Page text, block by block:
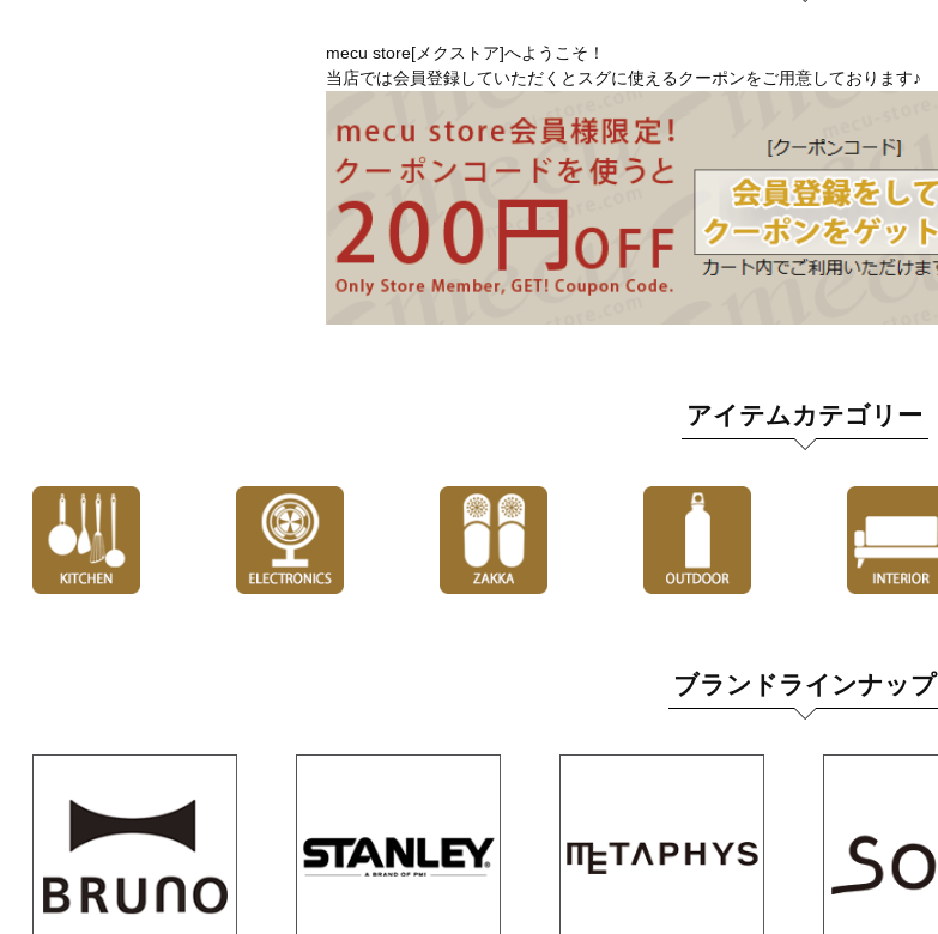
mecu store[メクストア]へようこそ！
当店では会員登録していただくとスグに使えるクーポンをご用意しております♪
アイテムカテゴリー
ブランドラインナップ